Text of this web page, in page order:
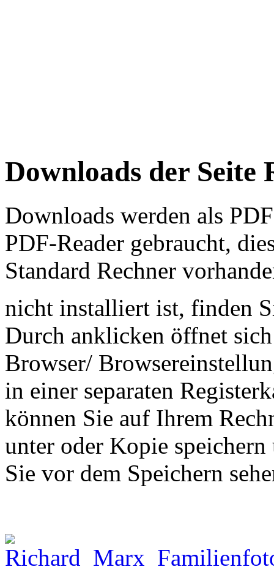
Downloads der
Downloads werden als
PDF-Reader gebraucht,
Standard Rechner
nicht installiert ist, finden
Durch anklicken öffnet
Browser/
in einer separaten
können Sie auf Ihrem
unter oder Kopie
Sie vor dem Speichern